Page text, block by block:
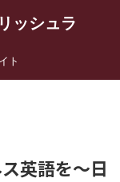
ッシュラ
ト
英語を～日